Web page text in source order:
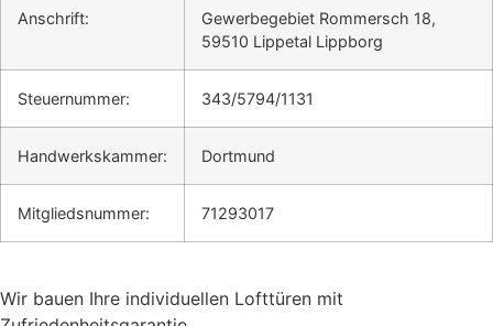
Anschrift:
Gewerbegebiet Rommersch 18,
59510 Lippetal Lippborg
Steuernummer: 343/5794/1131
Handwerkskammer: Dortmund
Mitgliedsnummer: 71293017
Wir bauen Ihre individuellen Lofttüren mit